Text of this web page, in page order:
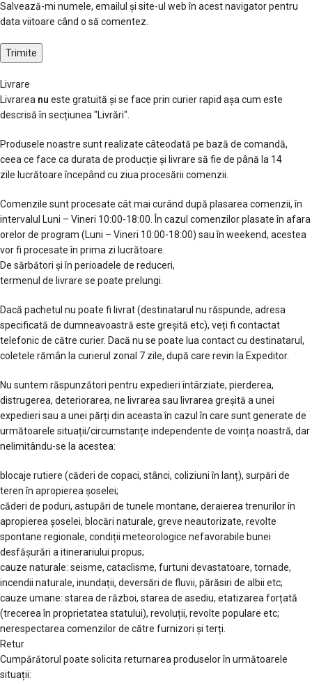
Salvează-mi numele, emailul și site-ul web în acest navigator pentru
data viitoare când o să comentez.
Livrare
Livrarea nu este gratuită și se face prin curier rapid așa cum este
descrisă în secțiunea "Livrări".
Produsele noastre sunt realizate câteodată pe bază de comandă,
ceea ce face ca durata de producție și livrare să fie de până la 14
zile lucrătoare începând cu ziua procesării comenzii.
Comenzile sunt procesate cât mai curând după plasarea comenzii, în
intervalul Luni – Vineri 10:00-18:00. În cazul comenzilor plasate în afara
orelor de program (Luni – Vineri 10:00-18:00) sau în weekend, acestea
vor fi procesate în prima zi lucrătoare.
De sărbători și în perioadele de reduceri,
termenul de livrare se poate prelungi.
Dacă pachetul nu poate fi livrat (destinatarul nu răspunde, adresa
specificată de dumneavoastră este greșită etc), veți fi contactat
telefonic de către curier. Dacă nu se poate lua contact cu destinatarul,
coletele rămân la curierul zonal 7 zile, după care revin la Expeditor.
Nu suntem răspunzători pentru expedieri întârziate, pierderea,
distrugerea, deteriorarea, ne livrarea sau livrarea greșită a unei
expedieri sau a unei părți din aceasta în cazul în care sunt generate de
următoarele situații/circumstanțe independente de voința noastră, dar
nelimitându-se la acestea:
blocaje rutiere (căderi de copaci, stânci, coliziuni în lanț), surpări de
teren în apropierea șoselei;
căderi de poduri, astupări de tunele montane, deraierea trenurilor în
apropierea șoselei, blocări naturale, greve neautorizate, revolte
spontane regionale, condiții meteorologice nefavorabile bunei
desfășurări a itinerariului propus;
cauze naturale: seisme, cataclisme, furtuni devastatoare, tornade,
incendii naturale, inundații, deversări de fluvii, părăsiri de albii etc;
cauze umane: starea de război, starea de asediu, etatizarea forțată
(trecerea în proprietatea statului), revoluții, revolte populare etc;
nerespectarea comenzilor de către furnizori și terți.
Retur
Cumpărătorul poate solicita returnarea produselor în următoarele
situații: